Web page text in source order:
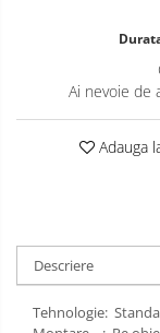
Ai nevoie de
Adauga
Descriere
Tehnologie: